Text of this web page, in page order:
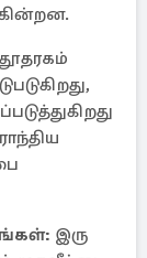
தூதரகம்
இரு